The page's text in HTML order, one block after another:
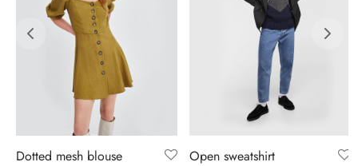
Dotted mesh blouse
Open sweatshirt